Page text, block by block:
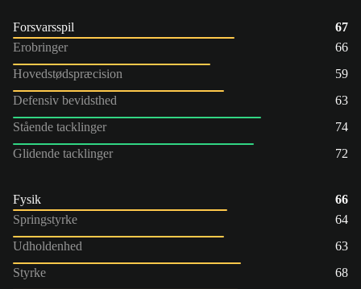
Forsvarsspil
67
Erobringer
66
Hovedstødspræcision
59
Defensiv bevidsthed
63
Stående tacklinger
74
Glidende tacklinger
72
Fysik
66
Springstyrke
64
Udholdenhed
63
Styrke
68